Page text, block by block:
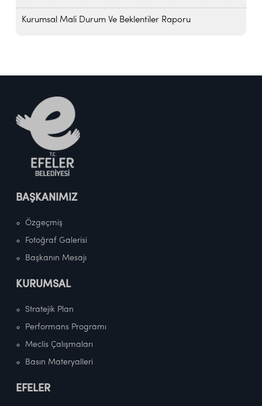
Kurumsal Mali Durum Ve Beklentiler Raporu
BAŞKANIMIZ
Özgeçmiş
Fotoğraf Galerisi
Başkanın Mesajı
KURUMSAL
Stratejik Plan
Performans Programı
Meclis Çalışmaları
Basın Materyalleri
EFELER